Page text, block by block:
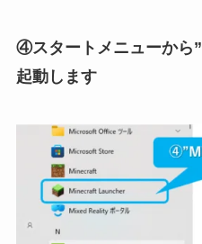
④スタートメニューから
起動します